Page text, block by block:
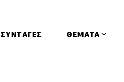
ΣΥΝΤΑΓΕΣ ΘΕΜΑΤΑ